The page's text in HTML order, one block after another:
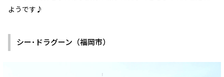
ようです♪
シー･ドラグーン（福岡市）